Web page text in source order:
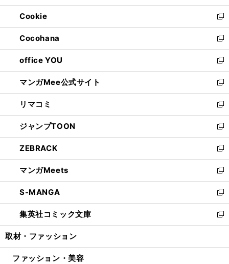
開
く
ウ
で
開
く
ン
ド
ウ
で
開
く
ウ
ィ
ン
ド
ウ
で
開
く
Cookie
新
し
い
ウ
ィ
ン
ド
ウ
で
開
く
Cocohana
新
し
い
ウ
ィ
ン
ド
ウ
で
開
く
office YOU
新
し
い
ウ
ィ
ン
ド
ウ
で
開
く
マンガMee公式サイト
新
し
い
ウ
ィ
ン
ド
ウ
で
開
く
リマコミ
新
し
い
ウ
ィ
ン
ド
ウ
で
開
く
ジャンプTOON
新
し
い
ウ
ィ
ン
ド
ウ
で
開
ZEBRACK
新
し
い
ウ
ィ
ン
ド
ウ
開
マンガMeets
新
し
い
ウ
ィ
ン
ウ
S-MANGA
新
し
い
ウ
ン
集英社コミック文庫
新
し
ウ
取材・ファッション
ファッション・美容